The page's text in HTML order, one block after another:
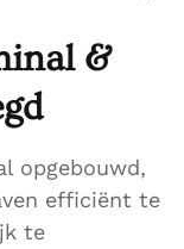
&
opgebouwd,
efficiënt te
te